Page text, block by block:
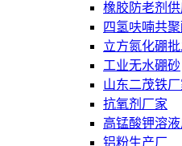
橡胶防老剂
四氢呋喃共
立方氮化硼
工业无水硼砂
山东二茂铁
抗氧剂厂家
高锰酸钾溶
铝粉生产厂